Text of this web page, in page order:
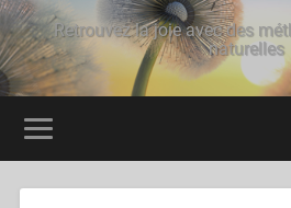
Retrouvez la joie avec des
naturelles